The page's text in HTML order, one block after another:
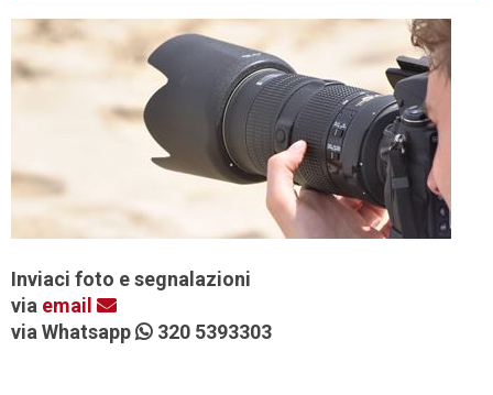
Inviaci foto e segnalazioni
via email
via Whatsapp
320 5393303